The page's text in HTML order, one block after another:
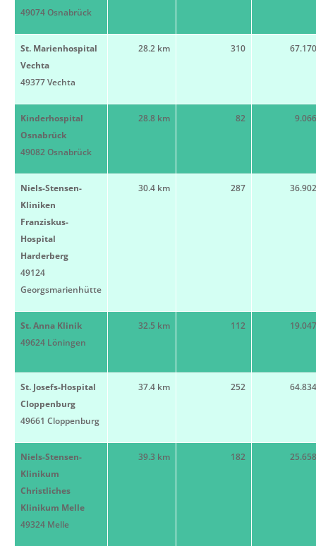
49074 Osnabrück
St. Marienhospital
Vechta
49377 Vechta
28.2 km 310 67.170
Kinderhospital
Osnabrück
49082 Osnabrück
28.8 km 82 9.066
Niels-Stensen-
Kliniken
Franziskus-
Hospital
Harderberg
49124
Georgsmarienhütte
30.4 km 287 36.902
St. Anna Klinik
49624 Löningen
32.5 km 112 19.047
St. Josefs-Hospital
Cloppenburg
49661 Cloppenburg
37.4 km 252 64.834
Niels-Stensen-
Klinikum
Christliches
Klinikum Melle
49324 Melle
39.3 km 182 25.658